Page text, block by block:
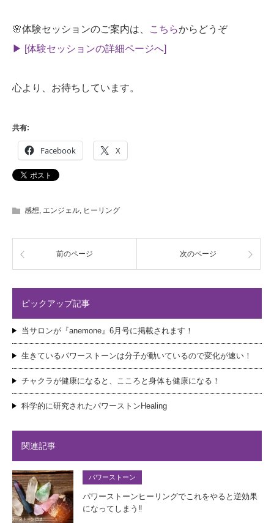
🌸体験セッションのご案内は、 こちらからどうぞ
▶︎ [体験セッションの詳細ページへ]
心より、お待ちしています。
共有:
Facebook X
感想, エンジェル, ヒーリング
前のページ 次のページ
ピックアップ記事
当サロンが『anemone』6月号に掲載されます！
生きているパワーストーンは分子が動いているので変化が速い！
チャクラが健康になると、こころと身体も健康になる！
科学的に研究されたパワーストンHealing
関連記事
パワーストーン
パワーストーンヒーリングでこれをやると逆効果
になってしまう‼